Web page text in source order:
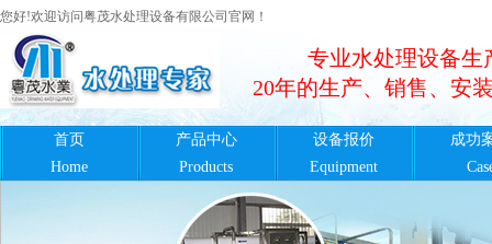
您好!欢迎访问粤茂水处理设备有限公司官网！
专业水处理设备生
20年的生产、销售、安
首页
Home
产品中心
Products
设备报价
Equipment
成功